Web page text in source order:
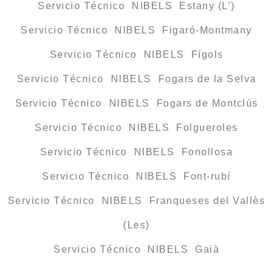
Servicio Técnico NIBELS Estany (L’)
Servicio Técnico NIBELS Figaró-Montmany
Servicio Técnico NIBELS Fígols
Servicio Técnico NIBELS Fogars de la Selva
Servicio Técnico NIBELS Fogars de Montclús
Servicio Técnico NIBELS Folgueroles
Servicio Técnico NIBELS Fonollosa
Servicio Técnico NIBELS Font-rubí
Servicio Técnico NIBELS Franqueses del Vallès
(Les)
Servicio Técnico NIBELS Gaià